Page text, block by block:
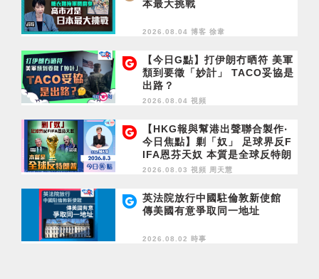
本最大挑戰
2026.08.04 博客 徐韋
【今日G點】打伊朗冇晒符 美軍
頹到要徵「妙計」 TACO妥協是
出路？
2026.08.04 視頻
【HKG報與幫港出聲聯合製作‧
今日焦點】剿「奴」 足球界反F
IFA恩芬天奴 本質是全球反特朗
普
2026.08.03 視頻 周天慧
英法院放行中國駐倫敦新使館
傳美國有意爭取同一地址
2026.08.02 時事